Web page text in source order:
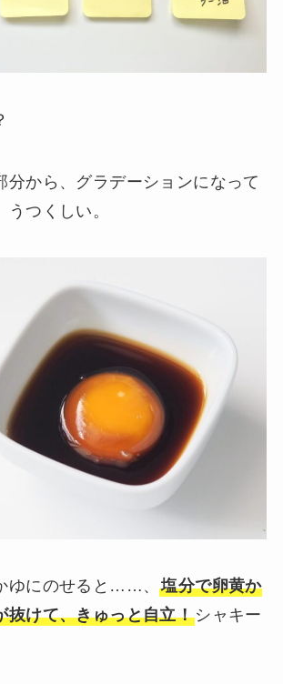
分から、グラデーションになって
つくしい。
ゆにのせると……、塩分で卵黄か
抜けて、きゅっと自立！シャキー